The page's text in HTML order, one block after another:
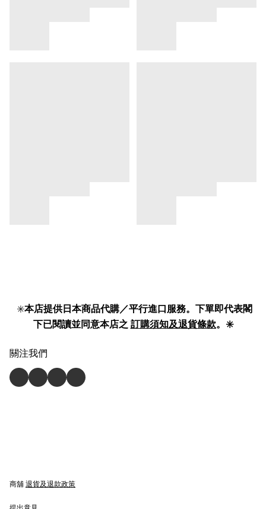
✳️本店提供日本商品代購／平行進口服務。下單即代表閣
下已閱讀並同意本店之 訂購須知及退貨條款。✳️
關注我們
商舖 退貨及退款政策